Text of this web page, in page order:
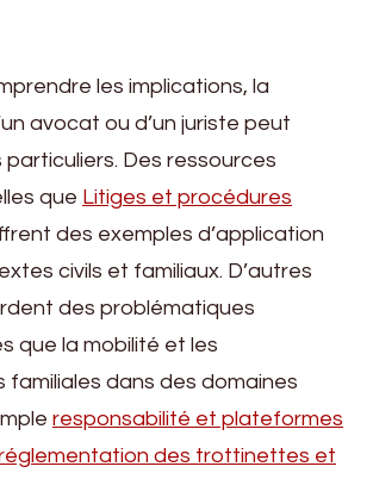
les implications, la
avocat ou d’un juriste peut
particuliers. Des ressources
que Litiges et procédures
des exemples d’application
civils et familiaux. D’autres
des problématiques
que la mobilité et les
familiales dans des domaines
responsabilité et plateformes
des trottinettes et